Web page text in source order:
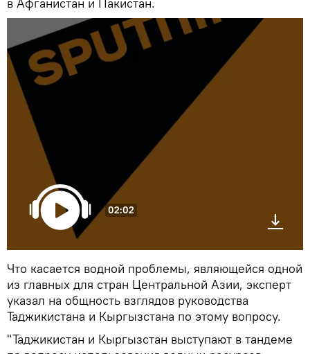
в Афганистан и Пакистан.
02:02
Что касается водной проблемы, являющейся одной
из главных для стран Центральной Азии, эксперт
указал на общность взглядов руководства
Таджикистана и Кыргызстана по этому вопросу.
"Таджикистан и Кыргызстан выступают в тандеме